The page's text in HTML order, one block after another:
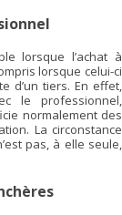
lorsque l’achat à
lorsque celui-ci
d’un tiers. En effet,
le professionnel,
normalement des
La circonstance
pas, à elle seule,